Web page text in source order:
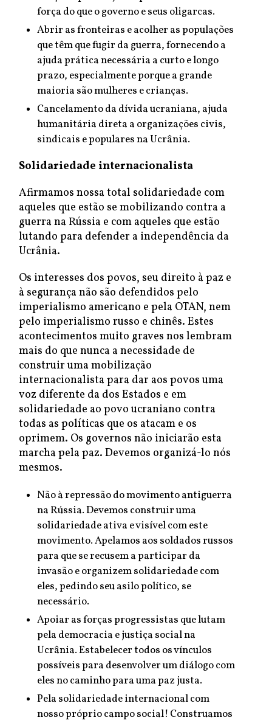
força do que o governo e seus oligarcas.
Abrir as fronteiras e acolher as populações
que têm que fugir da guerra, fornecendo a
ajuda prática necessária a curto e longo
prazo, especialmente porque a grande
maioria são mulheres e crianças.
Cancelamento da dívida ucraniana, ajuda
humanitária direta a organizações civis,
sindicais e populares na Ucrânia.
Solidariedade internacionalista
Afirmamos nossa total solidariedade com
aqueles que estão se mobilizando contra a
guerra na Rússia e com aqueles que estão
lutando para defender a independência da
Ucrânia.
Os interesses dos povos, seu direito à paz e
à segurança não são defendidos pelo
imperialismo americano e pela OTAN, nem
pelo imperialismo russo e chinês. Estes
acontecimentos muito graves nos lembram
mais do que nunca a necessidade de
construir uma mobilização
internacionalista para dar aos povos uma
voz diferente da dos Estados e em
solidariedade ao povo ucraniano contra
todas as políticas que os atacam e os
oprimem. Os governos não iniciarão esta
marcha pela paz. Devemos organizá-lo nós
mesmos.
Não à repressão do movimento antiguerra
na Rússia. Devemos construir uma
solidariedade ativa e visível com este
movimento. Apelamos aos soldados russos
para que se recusem a participar da
invasão e organizem solidariedade com
eles, pedindo seu asilo político, se
necessário.
Apoiar as forças progressistas que lutam
pela democracia e justiça social na
Ucrânia. Estabelecer todos os vínculos
possíveis para desenvolver um diálogo com
eles no caminho para uma paz justa.
Pela solidariedade internacional com
nosso próprio campo social! Construamos